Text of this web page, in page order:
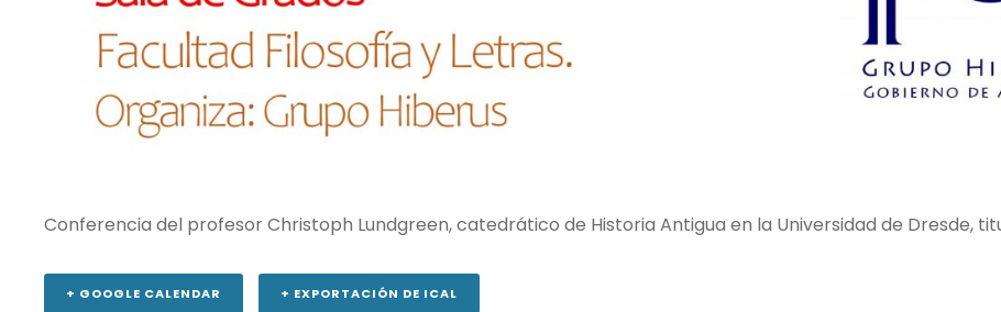
Conferencia del profesor Christoph Lundgreen, catedrático de Historia Antigua en la Universidad de Dresde,
+ GOOGLE CALENDAR + EXPORTACIÓN DE ICAL